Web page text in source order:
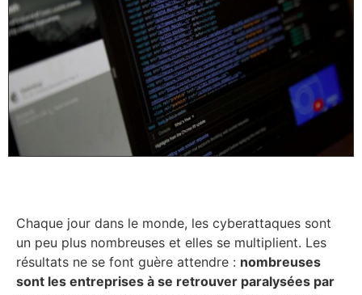
Chaque jour dans le monde, les cyberattaques sont
un peu plus nombreuses et elles se multiplient. Les
résultats ne se font guère attendre : nombreuses
sont les entreprises à se retrouver paralysées par